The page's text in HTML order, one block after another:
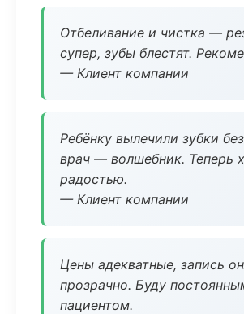
Отбеливание и чистка —
супер, зубы блестят.
— Клиент компании
Ребёнку вылечили зубки
врач — волшебник. Теперь
радостью.
— Клиент компании
Цены адекватные, запись
прозрачно. Буду
пациентом.